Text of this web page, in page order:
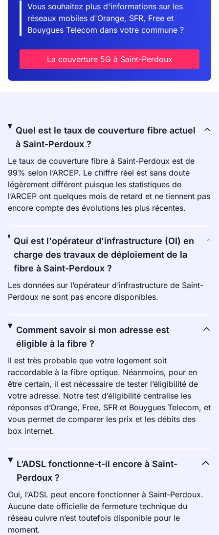
Vous souhaitez plus d'informations sur les
réseaux mobiles d'Orange, SFR, Free et
Bouygues Telecom dans votre commune ?
La couverture 5G à Saint-Perdoux
Quel est le taux de couverture fibre actuel
à Saint-Perdoux ?
Le taux de couverture fibre à Saint-Perdoux est de
99% selon l’ARCEP. Le chiffre réel est sans doute
légèrement différent puisque les statistiques de
l’ARCEP ont quelques mois de retard et ne tiennent pas
encore compte des évolutions les plus récentes.
Qui est l'opérateur d'infrastructure (OI) en
charge des travaux de déploiement de la
fibre à Saint-Perdoux ?
Les données sur l’opérateur d’infrastructure de Saint-
Perdoux ne sont pas encore disponibles.
Comment savoir si mon adresse est
éligible à la fibre ?
Il est très probable que votre logement soit
raccordable à la fibre optique. Néanmoins, pour en
être certain, il est nécessaire de tester l’éligibilité de
votre adresse. Notre test d’éligibilité centralise les
réponses d’Orange, Free, SFR et Bouygues Telecom, et
vous permet de comparer les prix et les débits des
box internet.
L’ADSL fonctionne-t-il encore à Saint-
Perdoux ?
Oui, l’ADSL peut encore fonctionner à Saint-Perdoux.
Aucune date officielle de fermeture technique du
réseau cuivre n’est toutefois disponible pour le
moment.